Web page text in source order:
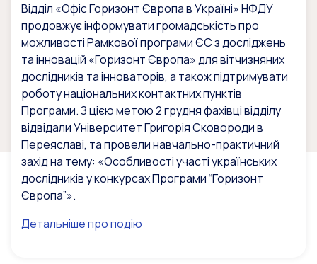
Відділ «Офіс Горизонт Європа в Україні» НФДУ
продовжує інформувати громадськість про
можливості Рамкової програми ЄС з досліджень
та інновацій «Горизонт Європа» для вітчизняних
дослідників та інноваторів, а також підтримувати
роботу національних контактних пунктів
Програми. З цією метою 2 грудня фахівці відділу
відвідали Університет Григорія Сковороди в
Переяславі, та провели навчально-практичний
захід на тему: «Особливості участі українських
дослідників у конкурсах Програми “Горизонт
Європа”».
Детальніше про подію